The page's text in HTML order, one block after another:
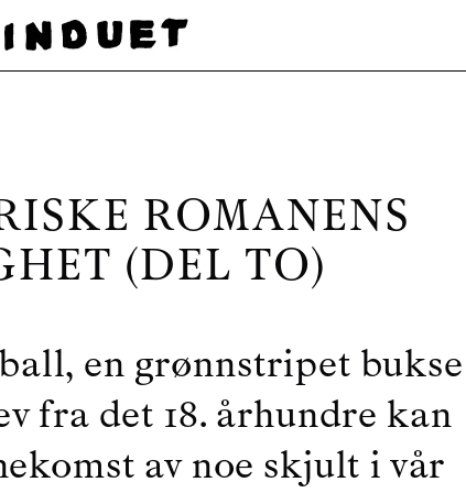
ROMANENS
(DEL TO)
en grønnstripet bukse
fra det 18. århundre kan
av noe skjult i vår